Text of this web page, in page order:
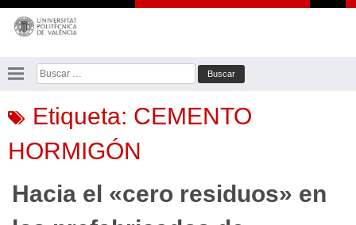
Saltar
contenido
Buscar:
Etiqueta: CEMENTO
HORMIGÓN
Hacia el «cero residuos» en